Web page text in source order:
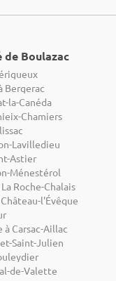
Boulazac
Bergerac
la-Canéda
Chamiers
Lavilledieu
Astier
Ménestérol
Roche-Chalais
l'Évêque
Carsac-Aillac
Saint-Julien
de-Valette